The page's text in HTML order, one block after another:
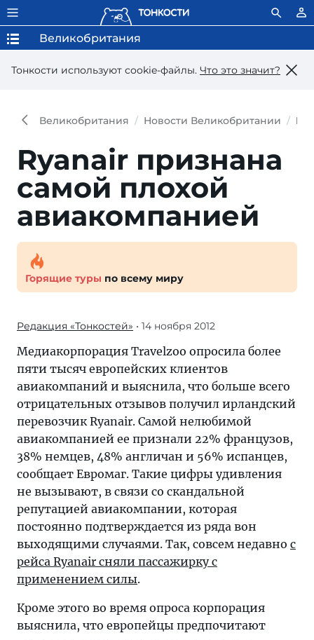
Тонкости используют сookie-файлы. Что это значит?
Великобритания
Великобритания Новости Великобритании
Ryanair признана
самой плохой
авиакомпанией
Горящие туры по всему миру
Редакция «Тонкостей» • 14 ноября 2012
Медиакорпорация Travelzoо опросила более
пяти тысяч европейских клиентов
авиакомпаний и выяснила, что больше всего
отрицательных отзывов получил ирландский
перевозчик Ryanair. Самой нелюбимой
авиакомпанией ее признали 22% французов,
38% немцев, 48% англичан и 56% испанцев,
сообщает Евромаг. Такие цифры удивления
не вызывают, в связи со скандальной
репутацией авиакомпании, которая
постоянно подтверждается из ряда вон
выходящими случаями. Так, совсем недавно с
рейса Ryanair сняли пассажирку с
применением силы.
Кроме этого во время опроса корпорация
выяснила, что европейцы предпочитают